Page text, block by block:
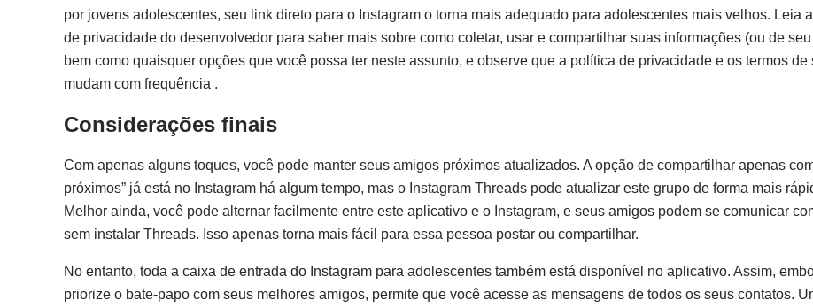
por jovens adolescentes, seu link direto para o Instagram o torna mais adequado para adolescentes mais velhos. Leia
de privacidade do desenvolvedor para saber mais sobre como coletar, usar e compartilhar suas informações (ou de
bem como quaisquer opções que você possa ter neste assunto, e observe que a política de privacidade e os termos de
mudam com frequência .
Considerações finais
Com apenas alguns toques, você pode manter seus amigos próximos atualizados. A opção de compartilhar apenas
próximos” já está no Instagram há algum tempo, mas o Instagram Threads pode atualizar este grupo de forma mais
Melhor ainda, você pode alternar facilmente entre este aplicativo e o Instagram, e seus amigos podem se comunicar
sem instalar Threads. Isso apenas torna mais fácil para essa pessoa postar ou compartilhar.
No entanto, toda a caixa de entrada do Instagram para adolescentes também está disponível no aplicativo. Assim,
priorize o bate-papo com seus melhores amigos, permite que você acesse as mensagens de todos os seus contatos.